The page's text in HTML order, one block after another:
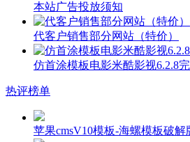
本站广告投放须知
代客户销售部分网站（特价）
仿首涂模板电影米酷影视6.2.8
热评榜单
苹果cmsV10模板-海螺模板破解